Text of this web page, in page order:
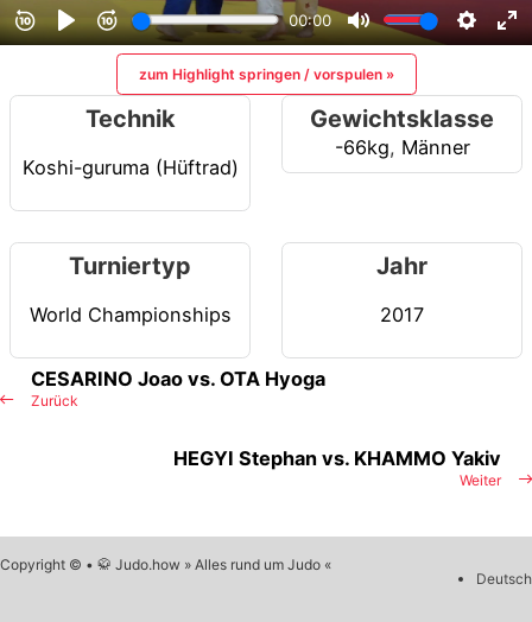
zum Highlight springen / vorspulen »
Technik
Koshi-guruma (Hüftrad)
Gewichtsklasse
-66kg, Männer
Turniertyp
World Championships
Jahr
2017
Zurück
CESARINO Joao vs. OTA Hyoga
Weiter
HEGYI Stephan vs. KHAMMO Yakiv
Copyright © • 🥋 Judo.how » Alles rund um Judo «
Deutsch